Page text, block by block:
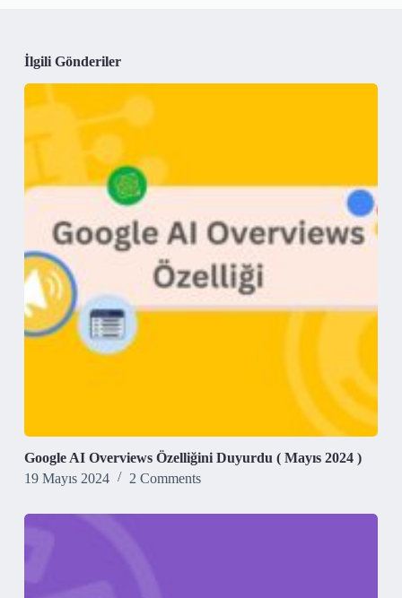
İlgili Gönderiler
Google AI Overviews Özelliğini Duyurdu ( Mayıs 2024 )
19 Mayıs 2024
2 Comments